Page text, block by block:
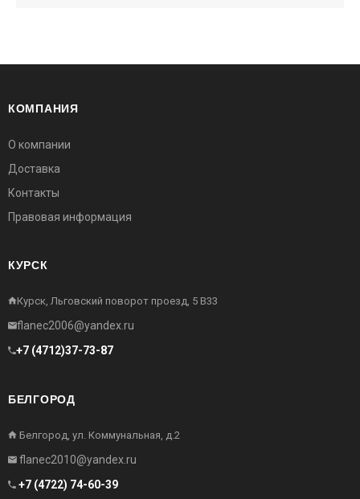
КОМПАНИЯ
О компании
Доставка
Контакты
Правовая информация
КУРСК
Курск, Льговский поворот проезд, 5 В33
flanec2006@yandex.ru
+7 (4712)37-73-87
БЕЛГОРОД
Белгород, ул. Коммунальная, д.2
flanec2010@yandex.ru
+7 (4722) 74-60-39